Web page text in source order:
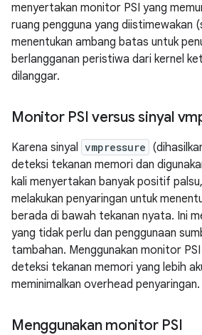
menyertakan monitor PSI yang
ruang pengguna yang diistimewakan
menentukan ambang batas untuk
berlangganan peristiwa dari kernel
dilanggar.
Monitor PSI versus sinyal
Karena sinyal vmpressure
deteksi tekanan memori dan
kali menyertakan banyak positif palsu,
melakukan penyaringan untuk
berada di bawah tekanan nyata. Ini
yang tidak perlu dan penggunaan
tambahan. Menggunakan monitor
deteksi tekanan memori yang lebih
meminimalkan overhead penyaringan.
Menggunakan monitor PSI